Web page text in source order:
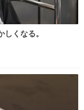
くなる。